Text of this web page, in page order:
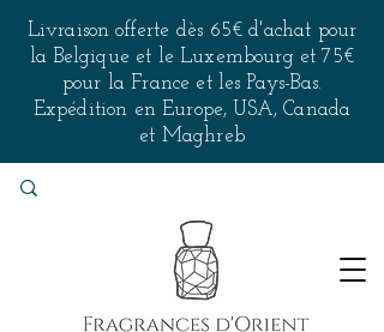
Livraison offerte dès 65€ d'achat pour
la Belgique et le Luxembourg et 75€
pour la France et les Pays-Bas.
Expédition en Europe, USA, Canada
et Maghreb